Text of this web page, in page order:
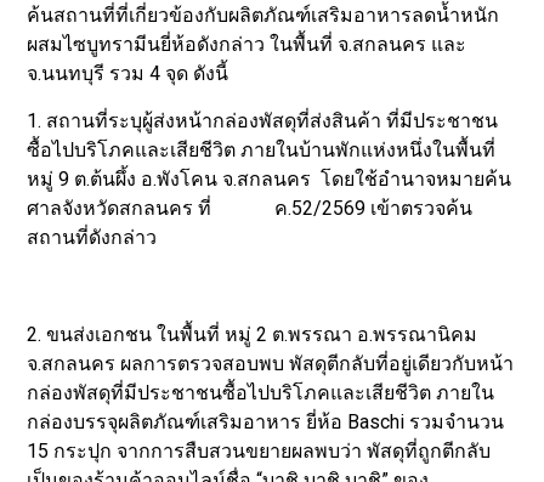
ค้นสถานที่ที่เกี่ยวข้องกับผลิตภัณฑ์เสริมอาหารลดน้ำหนัก
ผสมไซบูทรามีนยี่ห้อดังกล่าว ในพื้นที่ จ.สกลนคร และ
จ.นนทบุรี รวม 4 จุด ดังนี้
1. สถานที่ระบุผู้ส่งหน้ากล่องพัสดุที่ส่งสินค้า ที่มีประชาชน
ซื้อไปบริโภคและเสียชีวิต ภายในบ้านพักแห่งหนึ่งในพื้นที่
หมู่ 9 ต.ต้นผึ้ง อ.พังโคน จ.สกลนคร โดยใช้อำนาจหมายค้น
ศาลจังหวัดสกลนคร ที่ ค.52/2569 เข้าตรวจค้น
สถานที่ดังกล่าว
2. ขนส่งเอกชน ในพื้นที่ หมู่ 2 ต.พรรณา อ.พรรณานิคม
จ.สกลนคร ผลการตรวจสอบพบ พัสดุตีกลับที่อยู่เดียวกับหน้า
กล่องพัสดุที่มีประชาชนซื้อไปบริโภคและเสียชีวิต ภายใน
กล่องบรรจุผลิตภัณฑ์เสริมอาหาร ยี่ห้อ Baschi รวมจำนวน
15 กระปุก จากการสืบสวนขยายผลพบว่า พัสดุที่ถูกตีกลับ